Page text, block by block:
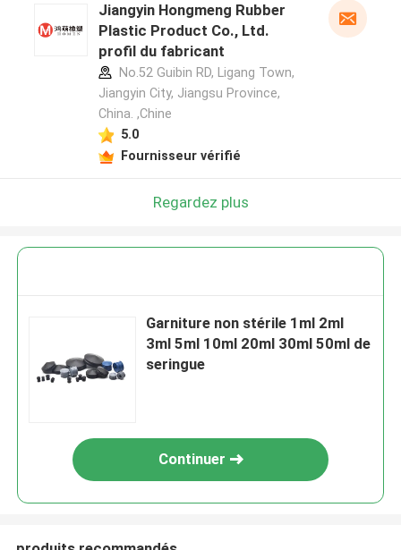
Jiangyin Hongmeng Rubber
Plastic Product Co., Ltd.
profil du fabricant
No.52 Guibin RD, Ligang Town,
Jiangyin City, Jiangsu Province,
China. ,Chine
5.0
Fournisseur vérifié
Regardez plus
Garniture non stérile 1ml 2ml
3ml 5ml 10ml 20ml 30ml 50ml de
seringue
Continuer